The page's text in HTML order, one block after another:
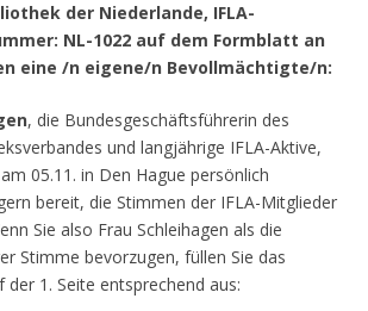
der Niederlande, IFLA-
NL-1022 auf dem Formblatt an
eine /n eigene/n Bevollmächtigte/n:
, die Bundesgeschäftsführerin des
und langjährige IFLA-Aktive,
05.11. in Den Hague persönlich
bereit, die Stimmen der IFLA-Mitglieder
Sie also Frau Schleihagen als die
Stimme bevorzugen, füllen Sie das
1. Seite entsprechend aus: